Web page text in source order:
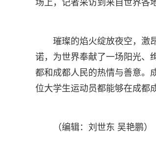
场上，记者采访到来自世界各
璀璨的焰火绽放夜空，激
诺，为世界奉献了一场阳光、
都和成都人民的热情与善意。
位大学生运动员都能够在成都
（编辑：刘世东 吴艳鹏）